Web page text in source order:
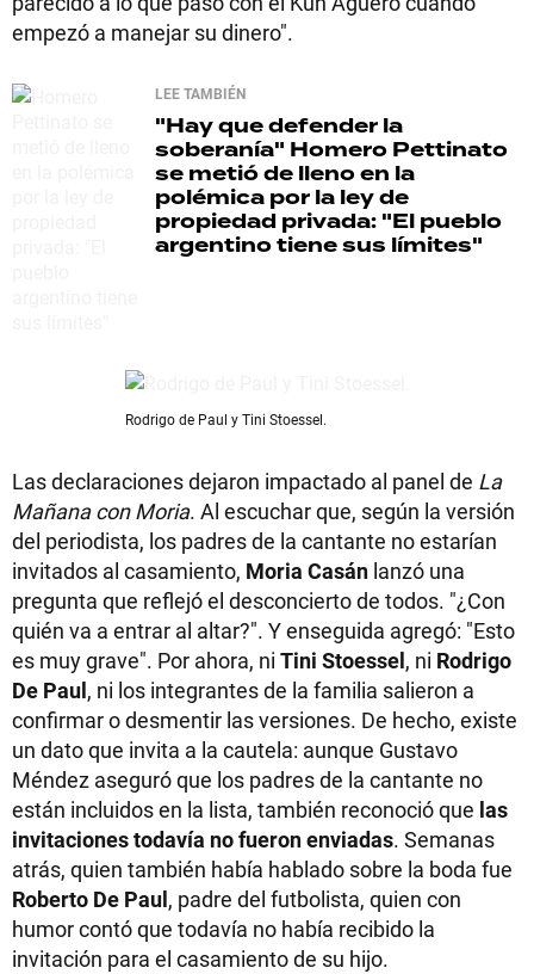
empezó a manejar su dinero".
LEE TAMBIÉN
"Hay que defender la
soberanía" Homero Pettinato
se metió de lleno en la
polémica por la ley de
propiedad privada: "El pueblo
argentino tiene sus límites"
Rodrigo de Paul y Tini Stoessel.
Las declaraciones dejaron impactado al panel de La
Mañana con Moria. Al escuchar que, según la versión
del periodista, los padres de la cantante no estarían
invitados al casamiento, Moria Casán lanzó una
pregunta que reflejó el desconcierto de todos. "¿Con
quién va a entrar al altar?". Y enseguida agregó: "Esto
es muy grave". Por ahora, ni Tini Stoessel, ni Rodrigo
De Paul, ni los integrantes de la familia salieron a
confirmar o desmentir las versiones. De hecho, existe
un dato que invita a la cautela: aunque Gustavo
Méndez aseguró que los padres de la cantante no
están incluidos en la lista, también reconoció que las
invitaciones todavía no fueron enviadas. Semanas
atrás, quien también había hablado sobre la boda fue
Roberto De Paul, padre del futbolista, quien con
humor contó que todavía no había recibido la
invitación para el casamiento de su hijo.